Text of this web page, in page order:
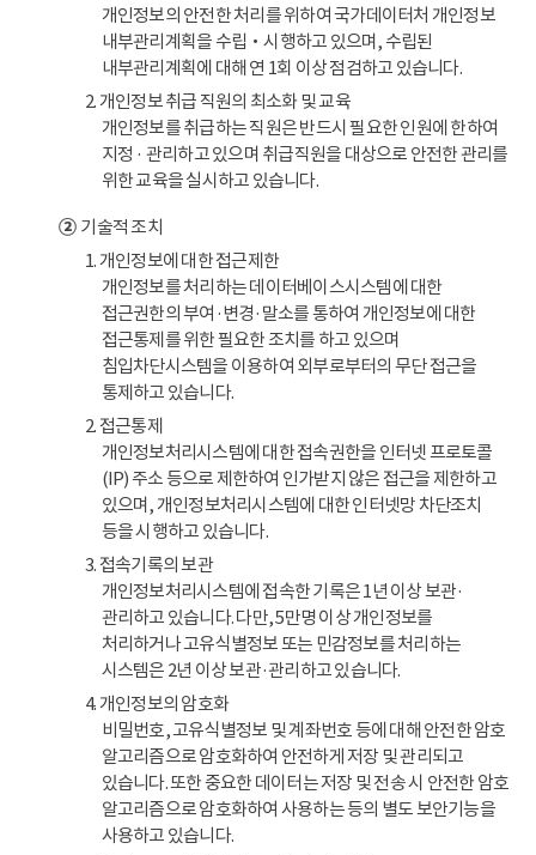
개인정보의 안전한 처리를 위하여 국가데이터처 개인정보
내부관리계획을 수립‧시행하고 있으며, 수립된
내부관리계획에 대해 연 1회 이상 점검하고 있습니다.
2. 개인정보 취급 직원의 최소화 및 교육
개인정보를 취급하는 직원은 반드시 필요한 인원에 한하여
지정 · 관리하고 있으며 취급직원을 대상으로 안전한 관리를
위한 교육을 실시하고 있습니다.
②기술적 조치
1. 개인정보에 대한 접근제한
개인정보를 처리하는 데이터베이스시스템에 대한
접근권한의 부여·변경·말소를 통하여 개인정보에 대한
접근통제를 위한 필요한 조치를 하고 있으며
침입차단시스템을 이용하여 외부로부터의 무단 접근을
통제하고 있습니다.
2. 접근통제
개인정보처리시스템에 대한 접속권한을 인터넷 프로토콜
(IP) 주소 등으로 제한하여 인가받지 않은 접근을 제한하고
있으며, 개인정보처리시스템에 대한 인터넷망 차단조치
등을 시행하고 있습니다.
3. 접속기록의 보관
개인정보처리시스템에 접속한 기록은 1년 이상 보관·
관리하고 있습니다. 다만, 5만명 이상 개인정보를
처리하거나 고유식별정보 또는 민감정보를 처리하는
시스템은 2년 이상 보관·관리하고 있습니다.
4. 개인정보의 암호화
비밀번호, 고유식별정보 및 계좌번호 등에 대해 안전한 암호
알고리즘으로 암호화하여 안전하게 저장 및 관리되고
있습니다. 또한 중요한 데이터는 저장 및 전송 시 안전한 암호
알고리즘으로 암호화하여 사용하는 등의 별도 보안기능을
사용하고 있습니다.